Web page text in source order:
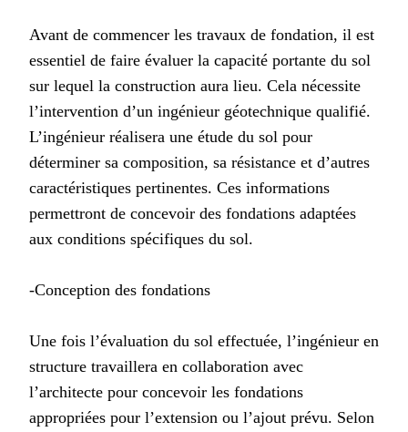
Avant de commencer les travaux de fondation, il est
essentiel de faire évaluer la capacité portante du sol
sur lequel la construction aura lieu. Cela nécessite
l’intervention d’un ingénieur géotechnique qualifié.
L’ingénieur réalisera une étude du sol pour
déterminer sa composition, sa résistance et d’autres
caractéristiques pertinentes. Ces informations
permettront de concevoir des fondations adaptées
aux conditions spécifiques du sol.
-Conception des fondations
Une fois l’évaluation du sol effectuée, l’ingénieur en
structure travaillera en collaboration avec
l’architecte pour concevoir les fondations
appropriées pour l’extension ou l’ajout prévu. Selon